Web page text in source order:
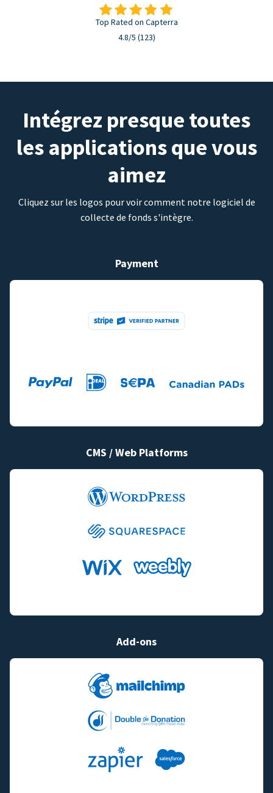
Top Rated on Capterra
4.8/5 (123)
Intégrez presque toutes
les applications que vous
aimez
Cliquez sur les logos pour voir comment notre logiciel de
collecte de fonds s'intègre.
Payment
CMS / Web Platforms
Add-ons